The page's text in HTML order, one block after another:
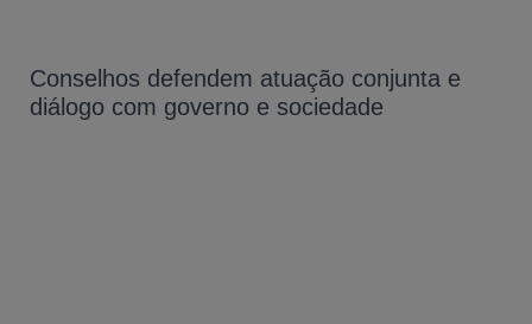
Conselhos defendem atuação conjunta e
diálogo com governo e sociedade